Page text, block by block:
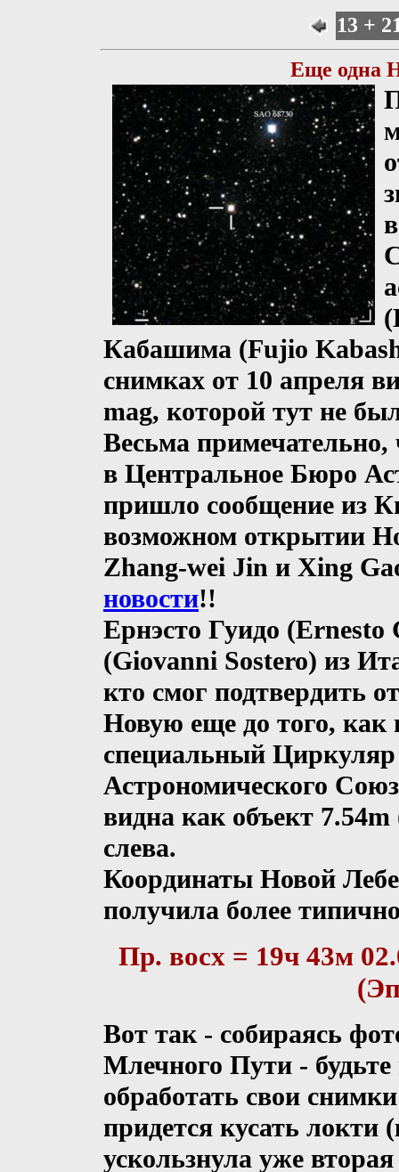
13 +
Еще одна
Кабашима (Fujio
снимках от 10 апреля
mag, которой тут не
Весьма примечательно,
в Центральное Бюро
пришло сообщение из
возможном открытии
Zhang-wei Jin и Xing
новости!!
Ернэсто Гуидо
(Giovanni Sostero) из
кто смог подтвердить
Новую еще до того, как
специальный
Астрономического
видна как объект
слева.
Координаты Новой
получила более
Пр. восх = 19ч 43м
Вот так - собираясь
Млечного Пути -
обработать свои
придется кусать
ускользнула уже